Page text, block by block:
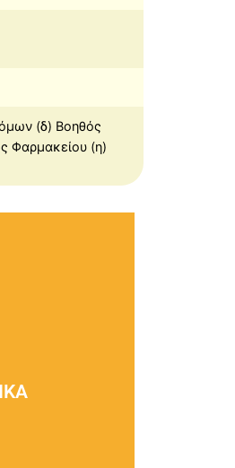
(δ) Βοηθός
Φαρμακείου (η)